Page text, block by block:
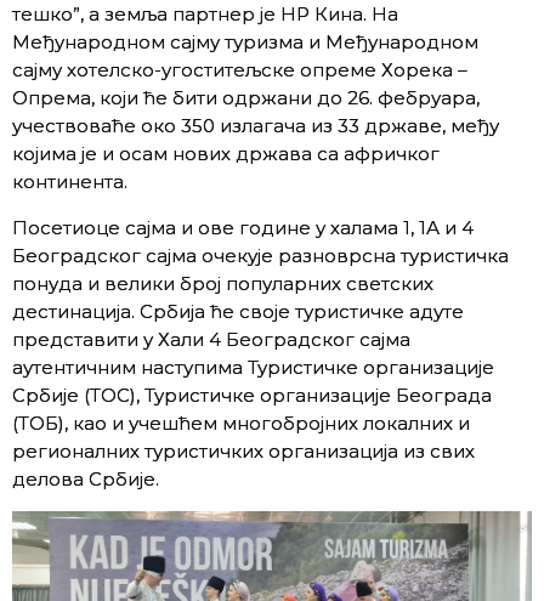
тешко”, а земља партнер је НР Кина. На
Међународном сајму туризма и Међународном
сајму хотелско-угоститељске опреме Хорека –
Опрема, који ће бити одржани до 26. фебруара,
учествоваће око 350 излагача из 33 државе, међу
којима је и осам нових држава са афричког
континента.
Посетиоце сајма и ове године у халама 1, 1А и 4
Београдског сајма очекује разноврсна туристичка
понуда и велики број популарних светских
дестинација. Србија ће своје туристичке адуте
представити у Хали 4 Београдског сајма
аутентичним наступима Туристичке организације
Србије (ТОС), Туристичке организације Београда
(ТОБ), као и учешћем многобројних локалних и
регионалних туристичких организација из свих
делова Србије.